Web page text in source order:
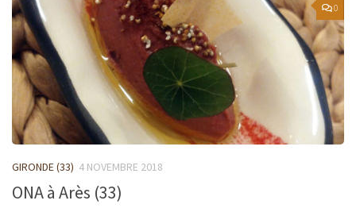
0
GIRONDE (33) 4 NOVEMBRE 2018
ONA à Arès (33)